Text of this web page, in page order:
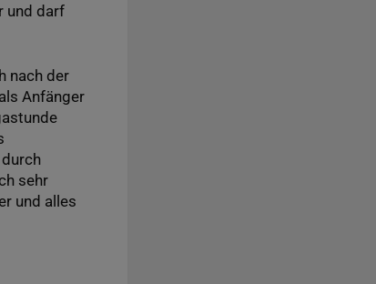
und darf
nach der
Anfänger
sehr
und alles